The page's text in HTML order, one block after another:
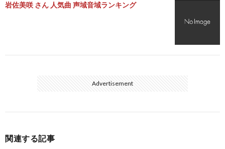
岩佐美咲 さん 人気曲 声域音域ランキング
Advertisement
関連する記事